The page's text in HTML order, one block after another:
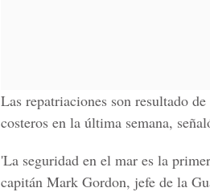
Las repatriaciones son resultado
costeros en la última semana,
'La seguridad en el mar es la
capitán Mark Gordon, jefe de la